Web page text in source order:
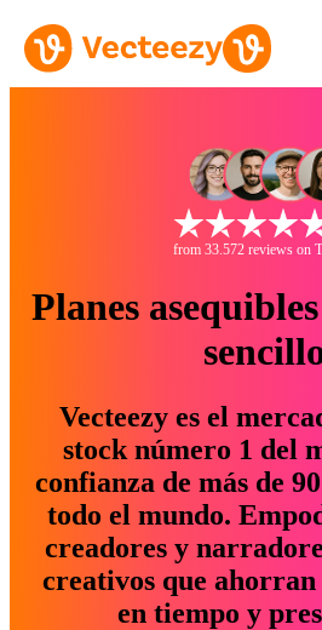
from 33.572 reviews on
Planes
Vecteezy es el
stock número 1 del
confianza de más de
todo el mundo.
creadores y
creativos que ahorran
en tiempo y